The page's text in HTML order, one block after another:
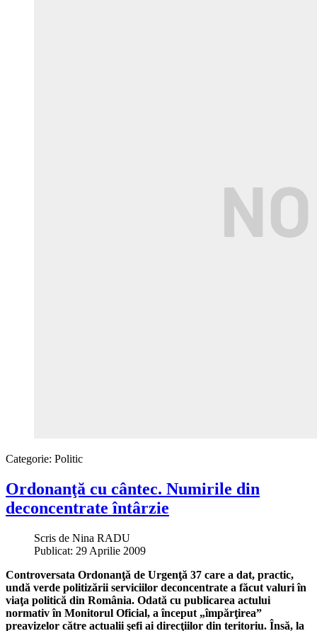
Categorie: Politic
Ordonanţă cu cântec. Numirile din
deconcentrate întârzie
Scris de Nina RADU
Publicat: 29 Aprilie 2009
Controversata Ordonanţă de Urgenţă 37 care a dat, practic,
undă verde politizării serviciilor deconcentrate a făcut valuri în
viaţa politică din România. Odată cu publicarea actului
normativ în Monitorul Oficial, a început „împărţirea”
preavizelor către actualii şefi ai direcţiilor din teritoriu. Însă, la